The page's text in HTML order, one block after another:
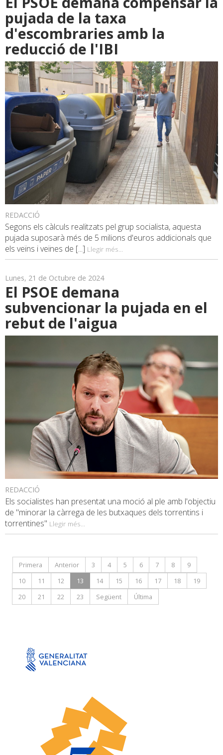
pujada de la taxa
d'escombraries amb la
reducció de l'IBI
REDACCIÓ
Segons els càlculs realitzats pel grup socialista, aquesta
pujada suposarà més de 5 milions d'euros addicionals que
els veïns i veïnes de [...] Llegir més...
Lunes, 21 de Octubre de 2024
El PSOE demana
subvencionar la pujada en el
rebut de l'aigua
REDACCIÓ
Els socialistes han presentat una moció al ple amb l'objectiu
de "minorar la càrrega de les butxaques dels torrentins i
torrentines" Llegir més...
Primera Anterior 3 4 5 6 7 8
9
10
11 12 13 14 15 16 17 18
19
20
21 22 23 Següent Última